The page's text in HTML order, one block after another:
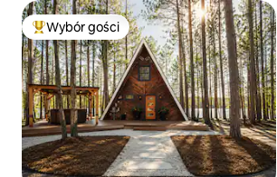
Najpopularniejsze z kategorii Wybór gości
Wybór gości